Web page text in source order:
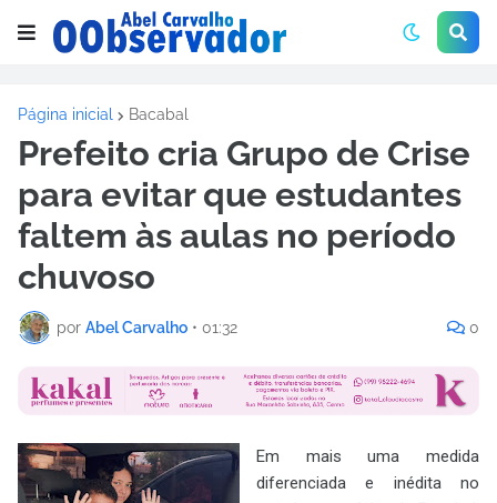
Página inicial Bacabal
Prefeito cria Grupo de Crise
para evitar que estudantes
faltem às aulas no período
chuvoso
por Abel Carvalho • 01:32 0
Em mais uma medida
diferenciada e inédita no